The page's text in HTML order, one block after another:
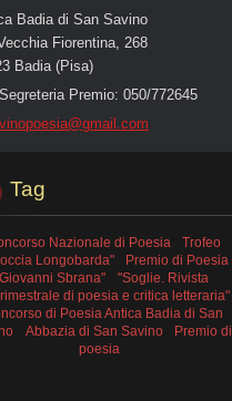
Badia di San Savino
Fiorentina, 268
Badia (Pisa)
Premio: 050/772645
poesia@gmail.com
Tag
Nazionale di Poesia
Trofeo
Longobarda"
Premio di Poesia
Sbrana"
"Soglie. Rivista
di poesia e critica letteraria"
di Poesia Antica Badia di San
Abbazia di San Savino
Premio di
poesia